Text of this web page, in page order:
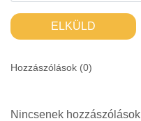
ELKÜLD
Hozzászólások (0)
Nincsenek hozzászólások